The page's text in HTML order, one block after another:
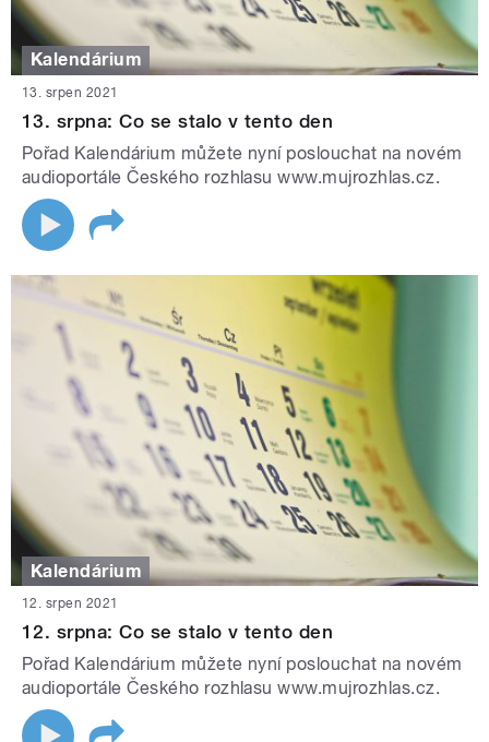
Kalendárium
13. srpen 2021
13. srpna: Co se stalo v tento den
Pořad Kalendárium můžete nyní poslouchat na novém
audioportále Českého rozhlasu www.mujrozhlas.cz.
Kalendárium
12. srpen 2021
12. srpna: Co se stalo v tento den
Pořad Kalendárium můžete nyní poslouchat na novém
audioportále Českého rozhlasu www.mujrozhlas.cz.